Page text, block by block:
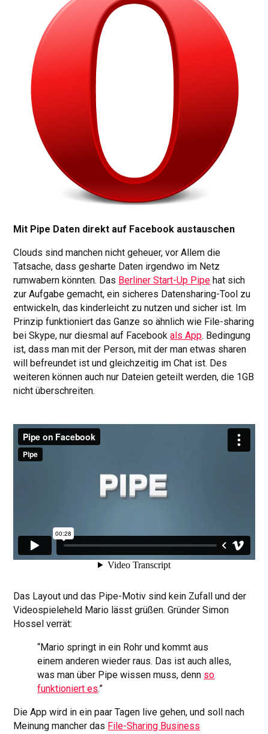
Mit Pipe Daten direkt auf Facebook austauschen
Clouds sind manchen nicht geheuer, vor Allem die
Tatsache, dass gesharte Daten irgendwo im Netz
rumwabern könnten. Das Berliner Start-Up Pipe hat sich
zur Aufgabe gemacht, ein sicheres Datensharing-Tool zu
entwickeln, das kinderleicht zu nutzen und sicher ist. Im
Prinzip funktioniert das Ganze so ähnlich wie File-sharing
bei Skype, nur diesmal auf Facebookals App. Bedingung
ist, dass man mit der Person, mit der man etwas sharen
will befreundet ist und gleichzeitig im Chat ist. Des
weiteren können auch nur Dateien geteilt werden, die 1GB
nicht überschreiten.
Das Layout und das Pipe-Motiv sind kein Zufall und der
Videospieleheld Mario lässt grüßen. Gründer Simon
Hossel verrät:
“Mario springt in ein Rohr und kommt aus
einem anderen wieder raus. Das ist auch alles,
was man über Pipe wissen muss, denn so
funktioniert es.”
Die App wird in ein paar Tagen live gehen, und soll nach
Meinung mancher das File-Sharing Business